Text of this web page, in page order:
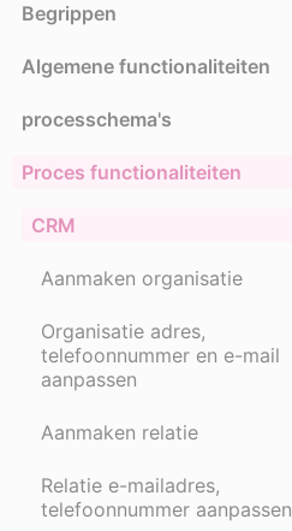
Begrippen
Algemene functionaliteiten
processchema's
Proces functionaliteiten
CRM
Aanmaken organisatie
Organisatie adres,
telefoonnummer en e-mail
aanpassen
Aanmaken relatie
Relatie e-mailadres,
telefoonnummer aanpassen